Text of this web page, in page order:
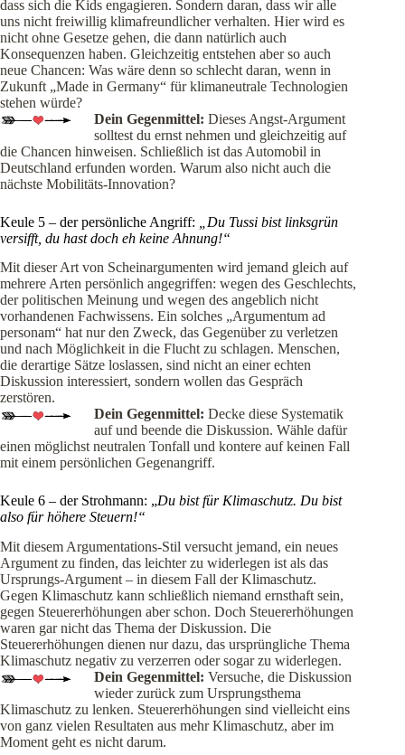
dass sich die Kids engagieren. Sondern daran, dass wir alle
uns nicht freiwillig klimafreundlicher verhalten. Hier wird es
nicht ohne Gesetze gehen, die dann natürlich auch
Konsequenzen haben. Gleichzeitig entstehen aber so auch
neue Chancen: Was wäre denn so schlecht daran, wenn in
Zukunft „Made in Germany“ für klimaneutrale Technologien
stehen würde?
Dein Gegenmittel: Dieses Angst-Argument
solltest du ernst nehmen und gleichzeitig auf
die Chancen hinweisen. Schließlich ist das Automobil in
Deutschland erfunden worden. Warum also nicht auch die
nächste Mobilitäts-Innovation?
Keule 5 – der persönliche Angriff:
„Du Tussi bist linksgrün
versifft, du hast doch eh keine Ahnung!“
Mit dieser Art von Scheinargumenten wird jemand gleich auf
mehrere Arten persönlich angegriffen: wegen des Geschlechts,
der politischen Meinung und wegen des angeblich nicht
vorhandenen Fachwissens. Ein solches „Argumentum ad
personam“ hat nur den Zweck, das Gegenüber zu verletzen
und nach Möglichkeit in die Flucht zu schlagen. Menschen,
die derartige Sätze loslassen, sind nicht an einer echten
Diskussion interessiert, sondern wollen das Gespräch
zerstören.
Dein Gegenmittel: Decke diese Systematik
auf und beende die Diskussion. Wähle dafür
einen möglichst neutralen Tonfall und kontere auf keinen Fall
mit einem persönlichen Gegenangriff.
Keule 6 – der Strohmann: „Du bist für Klimaschutz. Du bist
also für höhere Steuern!“
Mit diesem Argumentations-Stil versucht jemand, ein neues
Argument zu finden, das leichter zu widerlegen ist als das
Ursprungs-Argument – in diesem Fall der Klimaschutz.
Gegen Klimaschutz kann schließlich niemand ernsthaft sein,
gegen Steuererhöhungen aber schon. Doch Steuererhöhungen
waren gar nicht das Thema der Diskussion. Die
Steuererhöhungen dienen nur dazu, das ursprüngliche Thema
Klimaschutz negativ zu verzerren oder sogar zu widerlegen.
Dein Gegenmittel: Versuche, die Diskussion
wieder zurück zum Ursprungsthema
Klimaschutz zu lenken. Steuererhöhungen sind vielleicht eins
von ganz vielen Resultaten aus mehr Klimaschutz, aber im
Moment geht es nicht darum.